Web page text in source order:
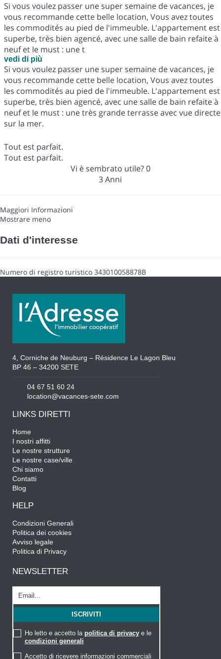
Si vous voulez passer une super semaine de vacances, je
vous recommande cette belle location, Vous avez toutes
les commodités au pied de l'immeuble. L'appartement est
superbe, très bien agencé, avec une salle de bain refaite à
neuf et le must : une t
vedi di più
Si vous voulez passer une super semaine de vacances, je
vous recommande cette belle location, Vous avez toutes
les commodités au pied de l'immeuble. L'appartement est
superbe, très bien agencé, avec une salle de bain refaite à
neuf et le must : une très grande terrasse avec vue directe
sur la mer.
Tout est parfait.
Tout est parfait.
Vi è sembrato utile?0
3 Anni
Maggiori Informazioni
Mostrare meno
Dati d'interesse
Numero di registro turistico 343010058878B
4, Corniche de Neuburg – Résidence Le Lagon Bleu
BP 46 – 34200 SETE
04 67 51 60 24
location@vacances-sete.com
LINKS DIRETTI
Home
I nostri affitti
Le nostre strutture
Le nostre case/ville
Chi siamo
Contatti
Blog
HELP
Condizioni Generali
Politica dei cookies
Avviso legale
Politica di Privacy
NEWSLETTER
Ho letto e accetto la politica di privacye le
condizioni generali
Accetto di ricevere informazioni commerciali